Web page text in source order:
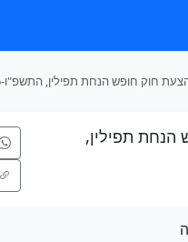
חוק חופש הנחת תפילין, התשפ"ו-2026...
הנחת תפילין,